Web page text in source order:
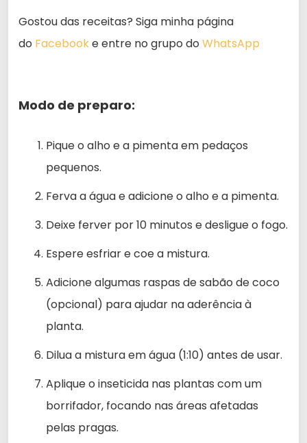
Gostou das receitas? Siga minha página
do Facebooke entre no grupo do WhatsApp
Modo de preparo:
Pique o alho e a pimenta em pedaços
pequenos.
Ferva a água e adicione o alho e a pimenta.
Deixe ferver por 10 minutos e desligue o fogo.
Espere esfriar e coe a mistura.
Adicione algumas raspas de sabão de coco
(opcional) para ajudar na aderência à
planta.
Dilua a mistura em água (1:10) antes de usar.
Aplique o inseticida nas plantas com um
borrifador, focando nas áreas afetadas
pelas pragas.